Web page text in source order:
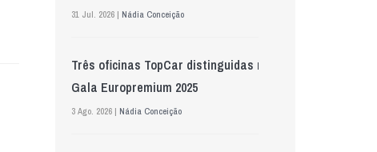
31 Jul. 2026 | Nádia Conceição
Três oficinas TopCar distinguidas na
Gala Europremium 2025
3 Ago. 2026 | Nádia Conceição